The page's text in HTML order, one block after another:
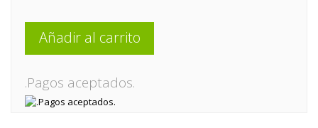
Añadir al carrito
.Pagos aceptados.